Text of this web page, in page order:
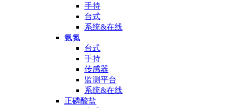
手持
台式
系统&在线
氨氮
台式
手持
传感器
监测平台
系统&在线
正磷酸盐